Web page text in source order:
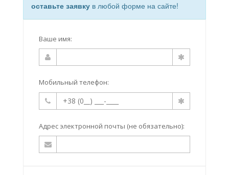
оставьте заявку в любой форме на сайте!
Ваше имя:
Мобильный телефон:
Адрес электронной почты (не обязательно):